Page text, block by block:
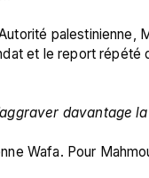
palestinienne,
et le report répété
davantage
Wafa. Pour